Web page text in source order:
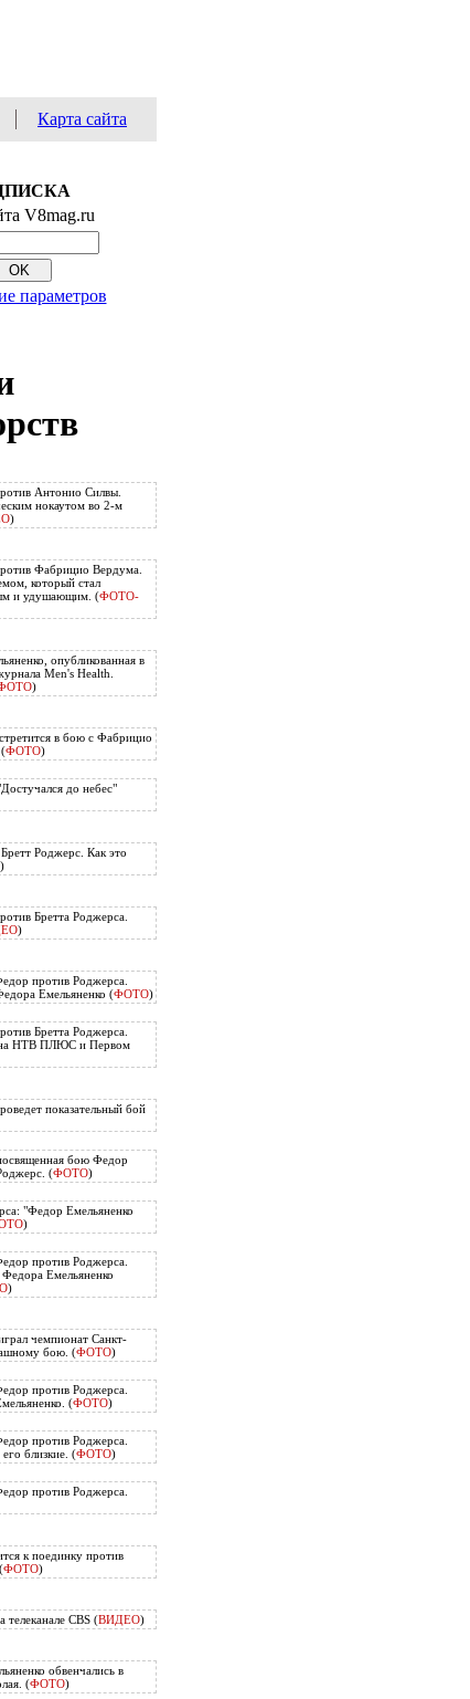
Карта сайта
V8mag.ru
параметров
Антонио Силвы.
нокаутом во 2-м
)
Фабрицио Вердума.
который стал
и удушающим. (ФОТО-
опубликованная в
Men's Health.
)
в бою с Фабрицио
ФОТО)
до небес"
Роджерс. Как это
)
Бретта Роджерса.
)
против Роджерса.
Емельяненко (ФОТО)
Бретта Роджерса.
на НТВ ПЛЮС и Первом
показательный бой
бою Федор
(ФОТО)
"Федор Емельяненко
)
против Роджерса.
Емельяненко
)
чемпионат Санкт-
бою. (ФОТО)
против Роджерса.
(ФОТО)
против Роджерса.
близкие. (ФОТО)
против Роджерса.
к поединку против
ФОТО)
телеканале CBS (ВИДЕО)
обвенчались в
(ФОТО)